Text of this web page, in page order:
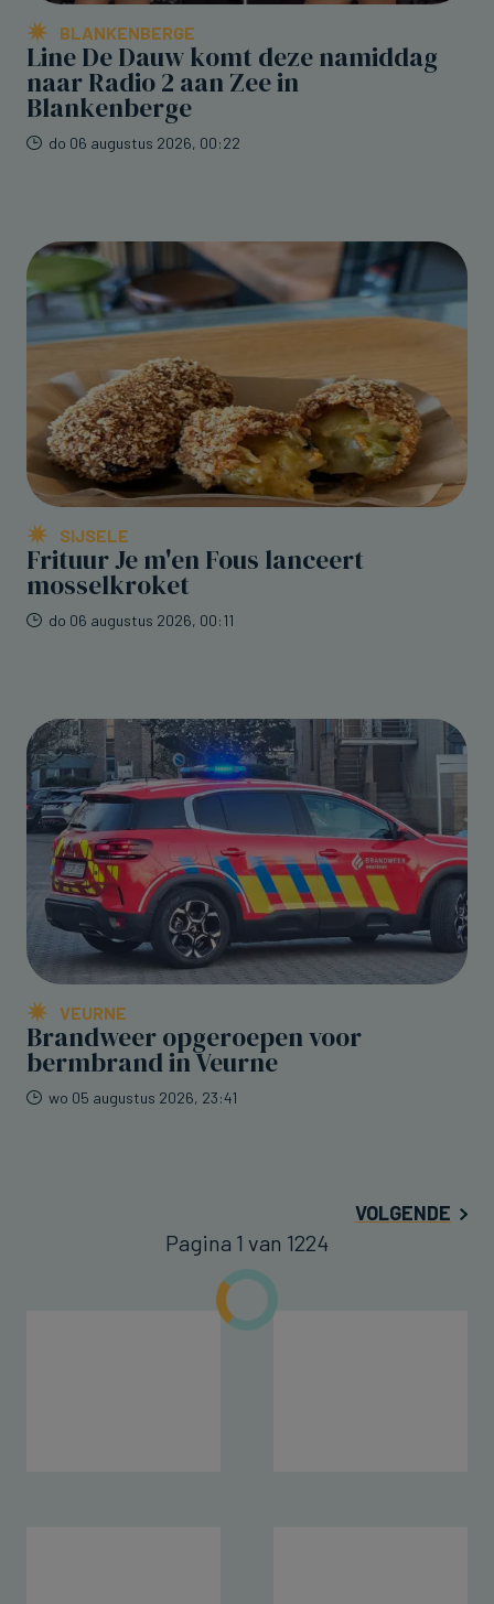
BLANKENBERGE
Line De Dauw komt deze namiddag
naar Radio 2 aan Zee in
Blankenberge
do 06 augustus 2026, 00:22
SIJSELE
Frituur Je m'en Fous lanceert
mosselkroket
do 06 augustus 2026, 00:11
VEURNE
Brandweer opgeroepen voor
bermbrand in Veurne
wo 05 augustus 2026, 23:41
VOLGENDE
Pagina 1 van 1224